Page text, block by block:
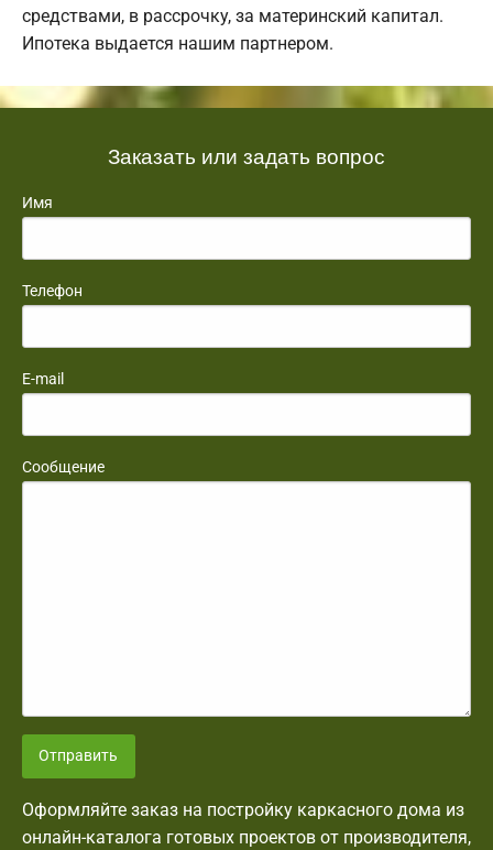
средствами, в рассрочку, за материнский капитал.
Ипотека выдается нашим партнером.
Заказать или задать вопрос
Имя
Телефон
E-mail
Сообщение
Отправить
Оформляйте заказ на постройку каркасного дома из
онлайн-каталога готовых проектов от производителя,